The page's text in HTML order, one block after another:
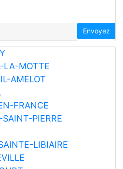
Envoyez
LA-MOTTE
AMELOT
FRANCE
PIERRE
LIBIAIRE